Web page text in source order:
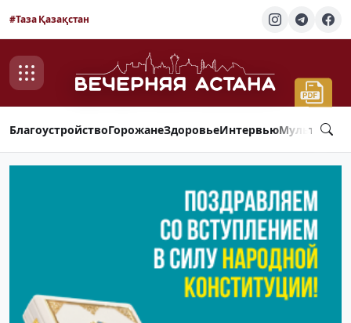
#Таза Қазақстан
БлагоустройствоГорожанеЗдоровьеИнтервью